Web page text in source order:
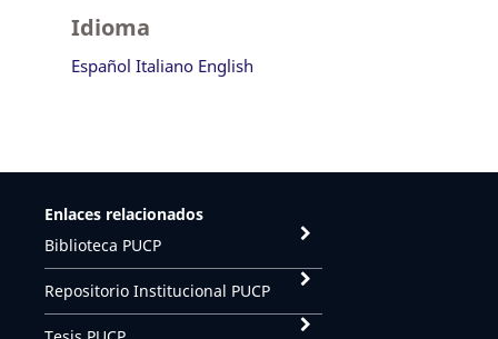
Idioma
Español Italiano English
Enlaces relacionados
Biblioteca PUCP
Repositorio Institucional PUCP